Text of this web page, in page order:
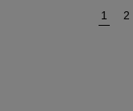
1 2